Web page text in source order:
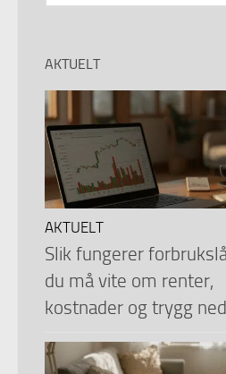
etter:
AKTUELT
AKTUELT
Slik fungerer
du må vite om renter,
kostnader og trygg